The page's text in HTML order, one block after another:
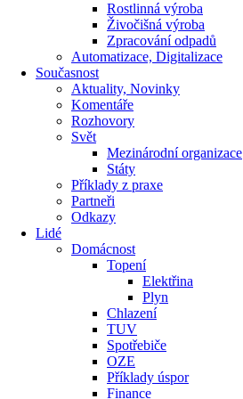
Rostlinná výroba
Živočišná výroba
Zpracování odpadů
Automatizace, Digitalizace
Současnost
Aktuality, Novinky
Komentáře
Rozhovory
Svět
Mezinárodní organizace
Státy
Příklady z praxe
Partneři
Odkazy
Lidé
Domácnost
Topení
Elektřina
Plyn
Chlazení
TUV
Spotřebiče
OZE
Příklady úspor
Finance